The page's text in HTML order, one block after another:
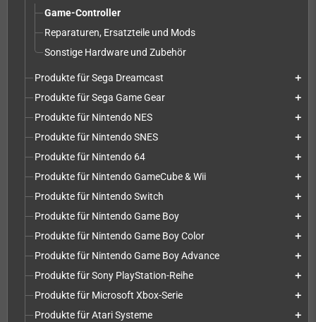
Game-Controller
Reparaturen, Ersatzteile und Mods
Sonstige Hardware und Zubehör
Produkte für Sega Dreamcast add
Produkte für Sega Game Gear add
Produkte für Nintendo NES add
Produkte für Nintendo SNES add
Produkte für Nintendo 64 add
Produkte für Nintendo GameCube & Wii add
Produkte für Nintendo Switch add
Produkte für Nintendo Game Boy add
Produkte für Nintendo Game Boy Color add
Produkte für Nintendo Game Boy Advance add
Produkte für Sony PlayStation-Reihe add
Produkte für Microsoft Xbox-Serie add
Produkte für Atari Systeme add